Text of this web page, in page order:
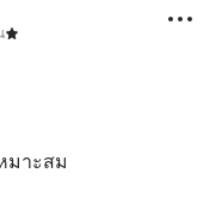
มาะสม